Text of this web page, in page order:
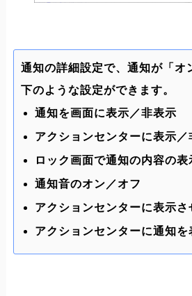
通知の詳細設定で、通知が「オ
下のような設定ができます。
通知を画面に表示／非表示
アクションセンターに表示／
ロック画面で通知の内容の表
通知音のオン／オフ
アクションセンターに表示さ
アクションセンターに通知